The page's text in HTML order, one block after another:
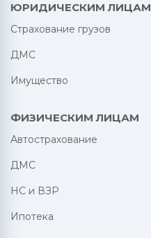
ЮРИДИЧЕСКИМ ЛИЦАМ
Страхование грузов
ДМС
Имущество
ФИЗИЧЕСКИМ ЛИЦАМ
Автострахование
ДМС
НС и ВЗР
Ипотека